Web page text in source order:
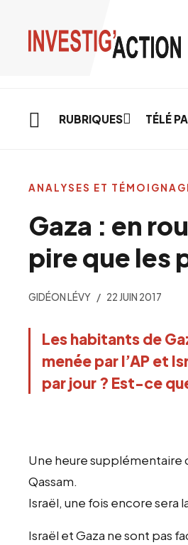
RUBRIQUES TÉLÉ
Gaza : en
pire que les
GIDÉON LÉVY 22 JUIN 2017
Les habitants de
menée par l’AP et
par jour ? Est-ce
Une heure supplémentaire
Qassam.
Israël, une fois encore sera
Israël et Gaza ne sont pas
ANALYSES ET